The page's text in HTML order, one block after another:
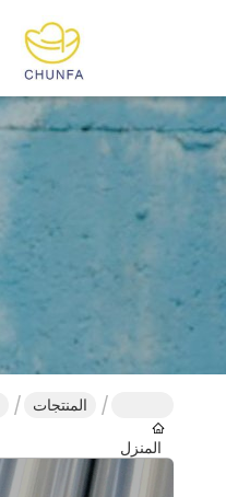
المنزل
المنتجات